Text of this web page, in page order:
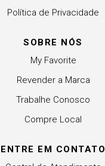
Política de Privacidade
SOBRE NÓS
My Favorite
Revender a Marca
Trabalhe Conosco
Compre Local
ENTRE EM CONTATO